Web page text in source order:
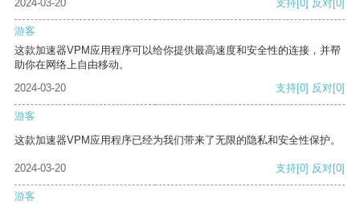
2024-03-20 支持[0] 反对[0]
游客
这款加速器VPM应用程序可以给你提供最高速度和安全性的连接，并帮
助你在网络上自由移动。
2024-03-20
支持[0] 反对[0]
游客
这款加速器VPM应用程序已经为我们带来了无限的隐私和安全性保护。
2024-03-20 支持[0] 反对[0]
游客